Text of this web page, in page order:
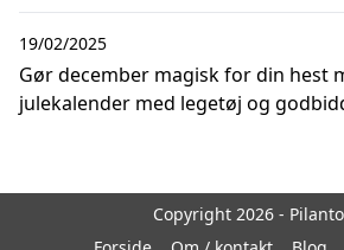
Gør december magisk for din hest
julekalender med legetøj og
19/02/2025
Copyright 2026 -